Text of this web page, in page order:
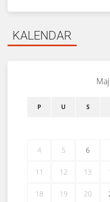
KALENDAR
P U S
4 5 6
11 12 13
18 19 20